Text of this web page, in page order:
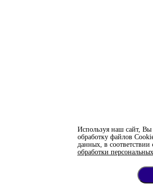
Используя наш сайт, Вы
обработку файлов
данных, в соответствии
обработки